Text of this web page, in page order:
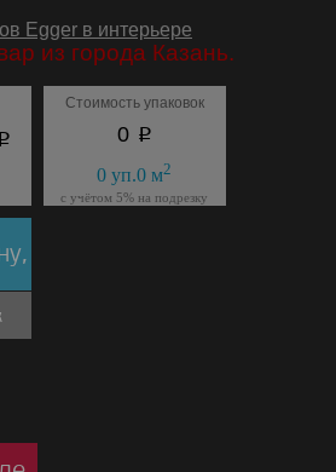
Egger в интерьере
из города Казань.
Стоимость упаковок
0 p
0 уп.0 м2
с учётом 5% на подрезку